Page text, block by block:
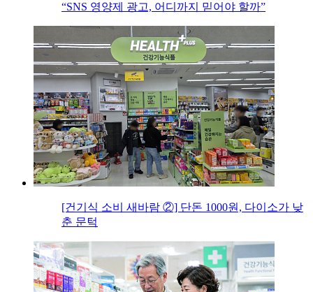
“SNS 영양제 광고, 어디까지 믿어야 할까”
[건기식 소비 새바람 ②] 단돈 1000원, 다이소가 낮
춘 문턱